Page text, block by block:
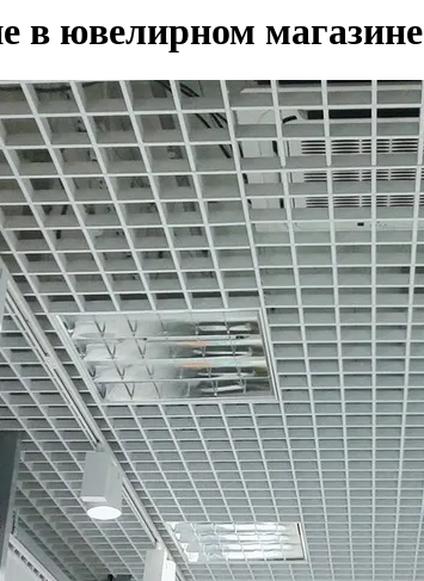
в ювелирном магазине